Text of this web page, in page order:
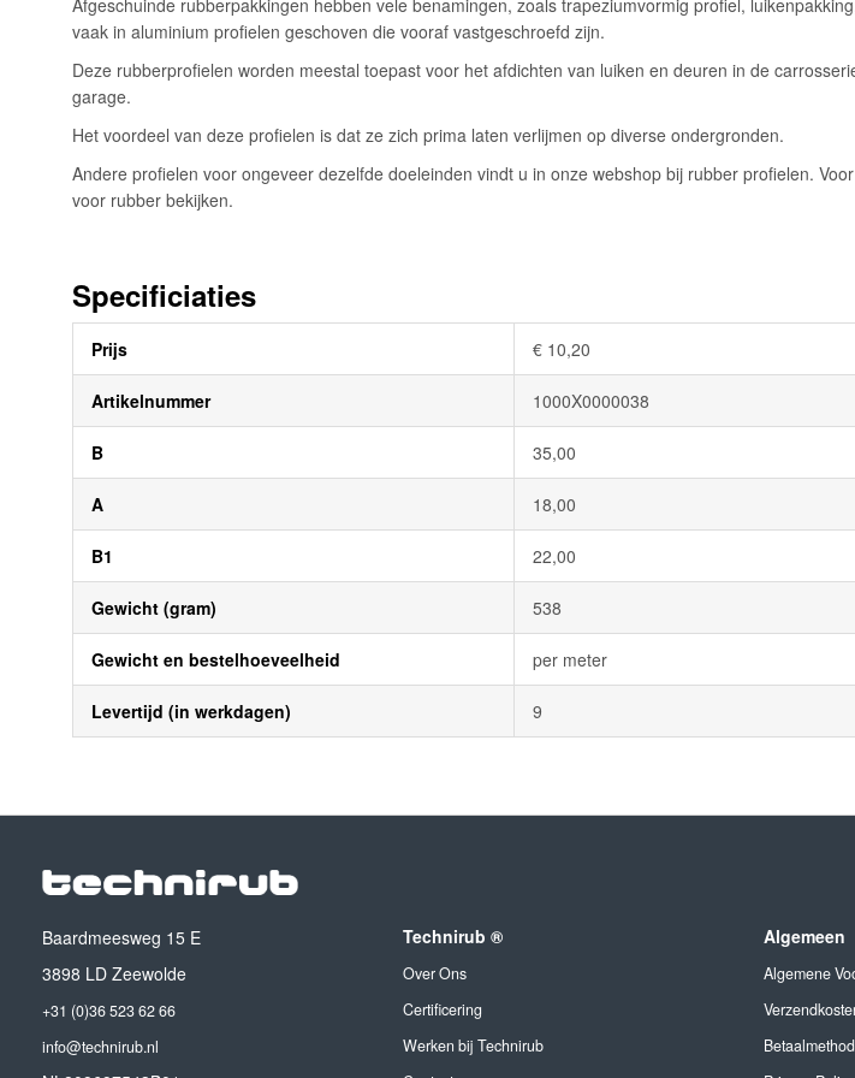
afbeeldingen-
gallerij
Afgeschuinde rubberpakkingen hebben vele benamingen, zoals trapeziumvormig profiel,
vaak in aluminium profielen geschoven die vooraf vastgeschroefd zijn.
Deze rubberprofielen worden meestal toepast voor het afdichten van luiken en deuren in de
garage.
Het voordeel van deze profielen is dat ze zich prima laten verlijmen op diverse ondergronden.
Andere profielen voor ongeveer dezelfde doeleinden vindt u in onze webshop bij rubber profielen.
voor rubber bekijken.
Specificiaties
informatie
Prijs € 10,20
Artikelnummer 1000X0000038
B 35,00
A 18,00
B1 22,00
Gewicht (gram) 538
Gewicht en bestelhoeveelheid per meter
Levertijd (in werkdagen) 9
Baardmeesweg 15 E
3898 LD Zeewolde
+31 (0)36 523 62 66
info@technirub.nl
Technirub ®
Over Ons
Certificering
Werken bij Technirub
Algemeen
Algemene